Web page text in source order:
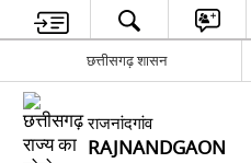
छत्तीसगढ़ शासन
राजनांदगांव
RAJNANDGAON